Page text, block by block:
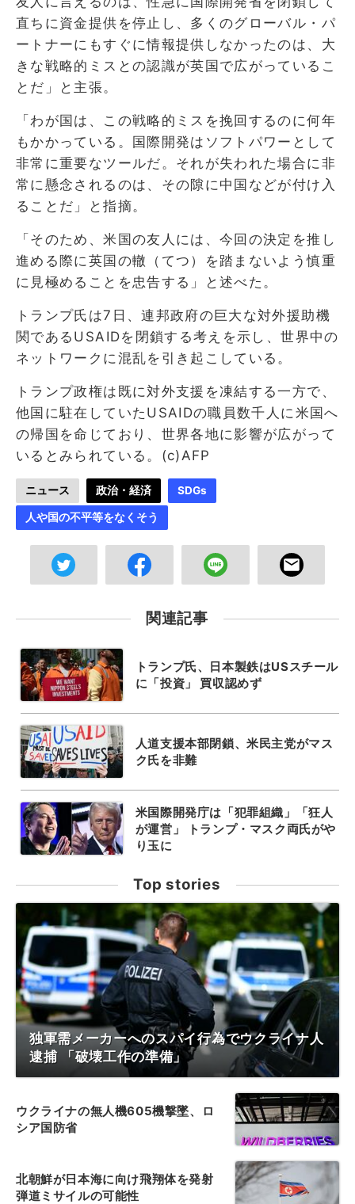
直ちに資金提供を停止し、多くのグローバル・パ
ートナーにもすぐに情報提供しなかったのは、大
きな戦略的ミスとの認識が英国で広がっているこ
とだ」と主張。
「わが国は、この戦略的ミスを挽回するのに何年
もかかっている。国際開発はソフトパワーとして
非常に重要なツールだ。それが失われた場合に非
常に懸念されるのは、その隙に中国などが付け入
ることだ」と指摘。
「そのため、米国の友人には、今回の決定を推し
進める際に英国の轍（てつ）を踏まないよう慎重
に見極めることを忠告する」と述べた。
トランプ氏は7日、連邦政府の巨大な対外援助機
関であるUSAIDを閉鎖する考えを示し、世界中の
ネットワークに混乱を引き起こしている。
トランプ政権は既に対外支援を凍結する一方で、
他国に駐在していたUSAIDの職員数千人に米国へ
の帰国を命じており、世界各地に影響が広がって
いるとみられている。(c)AFP
ニュース 政治・経済 SDGs
人や国の不平等をなくそう
関連記事
トランプ氏、日本製鉄はUSスチール
に「投資」 買収認めず
人道支援本部閉鎖、米民主党がマス
ク氏を非難
米国際開発庁は「犯罪組織」「狂人
が運営」 トランプ・マスク両氏がや
り玉に
Top stories
独軍需メーカーへのスパイ行為でウクライナ人
逮捕 「破壊工作の準備」
ウクライナの無人機605機撃墜、ロ
シア国防省
北朝鮮が日本海に向け飛翔体を発射
弾道ミサイルの可能性